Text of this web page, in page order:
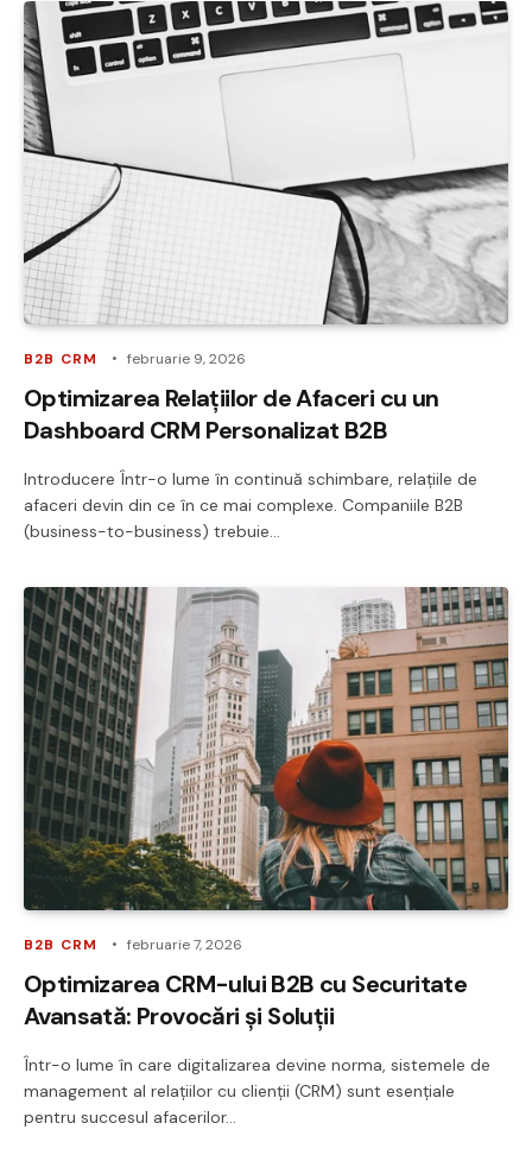
B2B CRM februarie 9, 2026
Optimizarea Relațiilor de Afaceri cu un
Dashboard CRM Personalizat B2B
Introducere Într-o lume în continuă schimbare, relațiile de
afaceri devin din ce în ce mai complexe. Companiile B2B
(business-to-business) trebuie…
B2B CRM februarie 7, 2026
Optimizarea CRM-ului B2B cu Securitate
Avansată: Provocări și Soluții
Într-o lume în care digitalizarea devine norma, sistemele de
management al relațiilor cu clienții (CRM) sunt esențiale
pentru succesul afacerilor…